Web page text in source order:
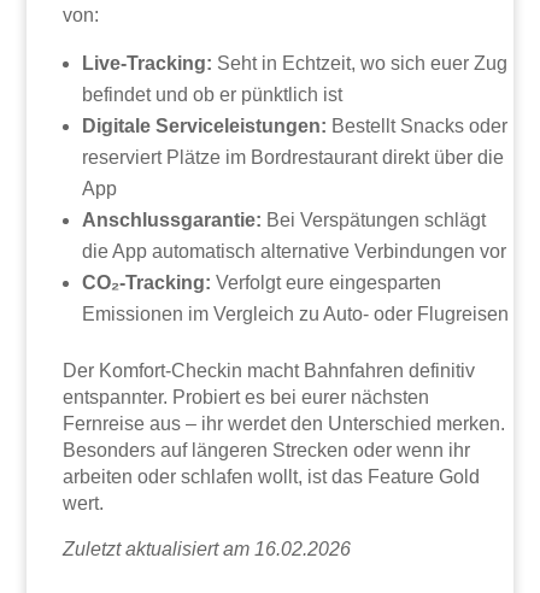
von:
Live-Tracking: Seht in Echtzeit, wo sich euer Zug
befindet und ob er pünktlich ist
Digitale Serviceleistungen: Bestellt Snacks oder
reserviert Plätze im Bordrestaurant direkt über die
App
Anschlussgarantie: Bei Verspätungen schlägt
die App automatisch alternative Verbindungen vor
CO₂-Tracking: Verfolgt eure eingesparten
Emissionen im Vergleich zu Auto- oder Flugreisen
Der Komfort-Checkin macht Bahnfahren definitiv
entspannter. Probiert es bei eurer nächsten
Fernreise aus – ihr werdet den Unterschied merken.
Besonders auf längeren Strecken oder wenn ihr
arbeiten oder schlafen wollt, ist das Feature Gold
wert.
Zuletzt aktualisiert am 16.02.2026